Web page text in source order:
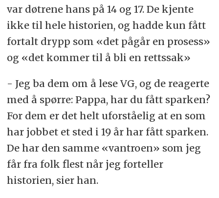
var døtrene hans på 14 og 17. De kjente
ikke til hele historien, og hadde kun fått
fortalt drypp som «det pågår en prosess»
og «det kommer til å bli en rettssak»
- Jeg ba dem om å lese VG, og de reagerte
med å spørre: Pappa, har du fått sparken?
For dem er det helt uforståelig at en som
har jobbet et sted i 19 år har fått sparken.
De har den samme «vantroen» som jeg
får fra folk flest når jeg forteller
historien, sier han.